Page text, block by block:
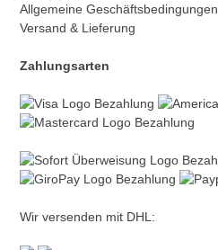
Allgemeine Geschäftsbedingungen
Versand & Lieferung
Zahlungsarten
Wir versenden mit DHL: